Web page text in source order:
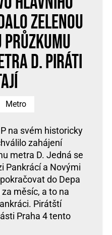
zelenou
průzkumu
D. Piráti
Metro
na svém historicky
zahájení
metra D. Jedná se
Pankrácí a Novými
do Depa
měsíc, a to na
Pirátští
Praha 4 tento